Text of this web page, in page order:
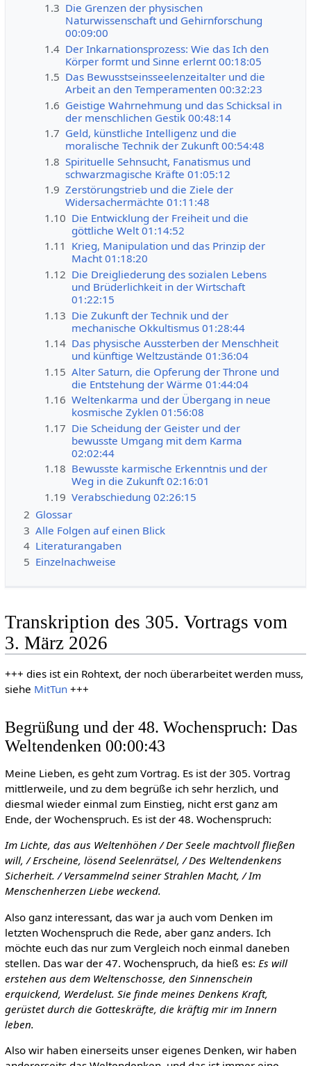
1.3 Die Grenzen der physischen
Naturwissenschaft und Gehirnforschung
00:09:00
1.4 Der Inkarnationsprozess: Wie das Ich den
Körper formt und Sinne erlernt 00:18:05
1.5 Das Bewusstseinsseelenzeitalter und die
Arbeit an den Temperamenten 00:32:23
1.6 Geistige Wahrnehmung und das Schicksal in
der menschlichen Gestik 00:48:14
1.7 Geld, künstliche Intelligenz und die
moralische Technik der Zukunft 00:54:48
1.8 Spirituelle Sehnsucht, Fanatismus und
schwarzmagische Kräfte 01:05:12
1.9 Zerstörungstrieb und die Ziele der
Widersachermächte 01:11:48
1.10 Die Entwicklung der Freiheit und die
göttliche Welt 01:14:52
1.11 Krieg, Manipulation und das Prinzip der
Macht 01:18:20
1.12 Die Dreigliederung des sozialen Lebens
und Brüderlichkeit in der Wirtschaft
01:22:15
1.13 Die Zukunft der Technik und der
mechanische Okkultismus 01:28:44
1.14 Das physische Aussterben der Menschheit
und künftige Weltzustände 01:36:04
1.15 Alter Saturn, die Opferung der Throne und
die Entstehung der Wärme 01:44:04
1.16 Weltenkarma und der Übergang in neue
kosmische Zyklen 01:56:08
1.17 Die Scheidung der Geister und der
bewusste Umgang mit dem Karma
02:02:44
1.18 Bewusste karmische Erkenntnis und der
Weg in die Zukunft 02:16:01
1.19 Verabschiedung 02:26:15
2 Glossar
3 Alle Folgen auf einen Blick
4 Literaturangaben
5 Einzelnachweise
Transkription des 305. Vortrags vom
3. März 2026
+++ dies ist ein Rohtext, der noch überarbeitet werden muss,
siehe MitTun+++
Begrüßung und der 48. Wochenspruch: Das
Weltendenken 00:00:43
Meine Lieben, es geht zum Vortrag. Es ist der 305. Vortrag
mittlerweile, und zu dem begrüße ich sehr herzlich, und
diesmal wieder einmal zum Einstieg, nicht erst ganz am
Ende, der Wochenspruch. Es ist der 48. Wochenspruch:
Im Lichte, das aus Weltenhöhen / Der Seele machtvoll fließen
will, / Erscheine, lösend Seelenrätsel, / Des Weltendenkens
Sicherheit. / Versammelnd seiner Strahlen Macht, / Im
Menschenherzen Liebe weckend.
Also ganz interessant, das war ja auch vom Denken im
letzten Wochenspruch die Rede, aber ganz anders. Ich
möchte euch das nur zum Vergleich noch einmal daneben
stellen. Das war der 47. Wochenspruch, da hieß es: Es will
erstehen aus dem Weltenschosse, den Sinnenschein
erquickend, Werdelust. Sie finde meines Denkens Kraft,
gerüstet durch die Gotteskräfte, die kräftig mir im Innern
leben.
Also wir haben einerseits unser eigenes Denken, wir haben